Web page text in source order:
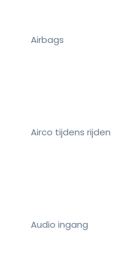
Airbags
Airco tijdens rijden
Audio ingang